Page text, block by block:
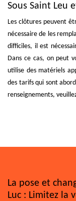
Sous Saint Leu
Les clôtures peuvent
nécessaire de les
difficiles, il est
Dans ce cas, on peut
utilise des matériels
des tarifs qui sont
renseignements,
La pose et
Luc : Limitez la